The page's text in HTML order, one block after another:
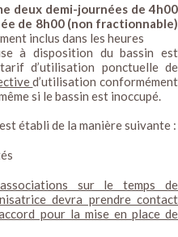
deux demi-journées de 4h00
de 8h00 (non fractionnable)
inclus dans les heures
à disposition du bassin est
d’utilisation ponctuelle de
d’utilisation conformément
si le bassin est inoccupé.
établi de la manière suivante :
sur le temps de
devra prendre contact
pour la mise en place de